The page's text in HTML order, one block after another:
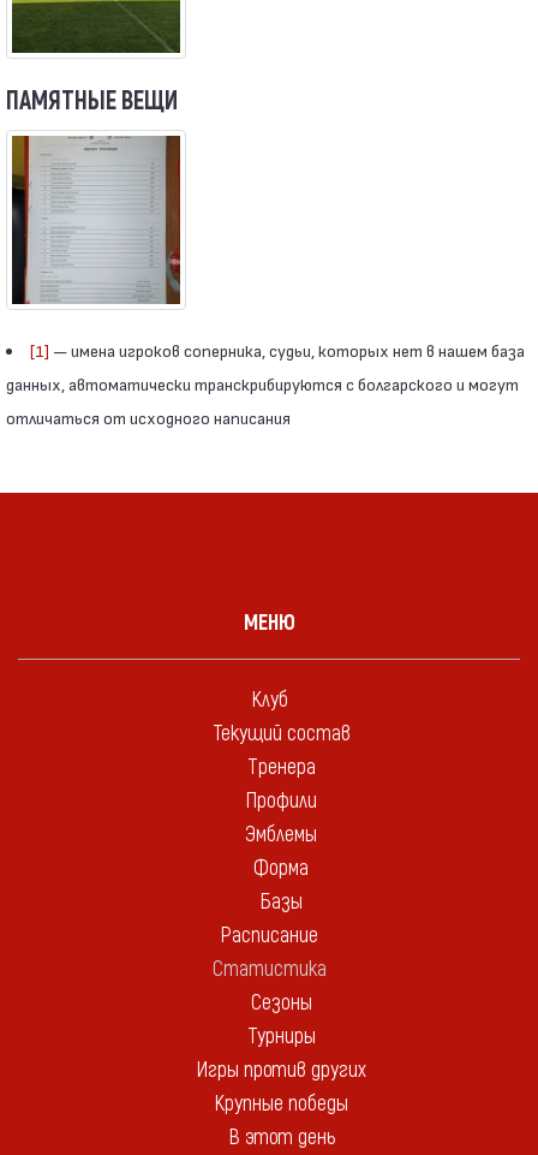
ПАМЯТНЫЕ ВЕЩИ
[1] — имена игроков соперника, судьи, которых нет в нашем база
данных, автоматически транскрибируются с болгарского и могут
отличаться от исходного написания
МЕНЮ
Клуб
Текущий состав
Тренера
Профили
Эмблемы
Форма
Базы
Расписание
Статистика
Сезоны
Турниры
Игры против других
Крупные победы
В этот день